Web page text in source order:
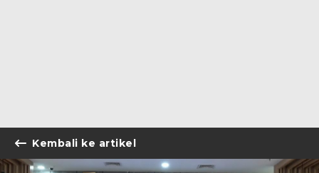
Kembali ke artikel